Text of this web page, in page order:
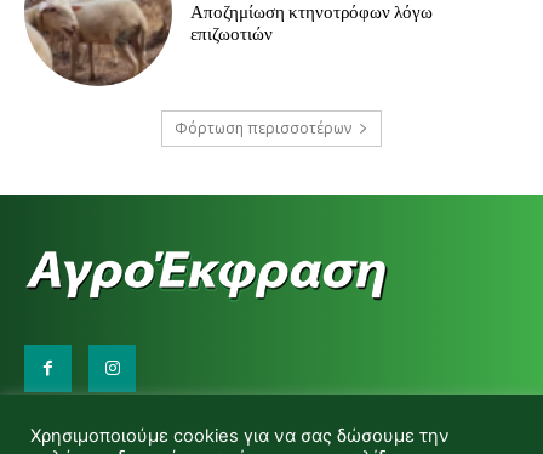
Αποζημίωση κτηνοτρόφων λόγω
επιζωοτιών
Φόρτωση περισσοτέρων
d.makas@yahoo.gr
Χρησιμοποιούμε cookies για να σας δώσουμε την